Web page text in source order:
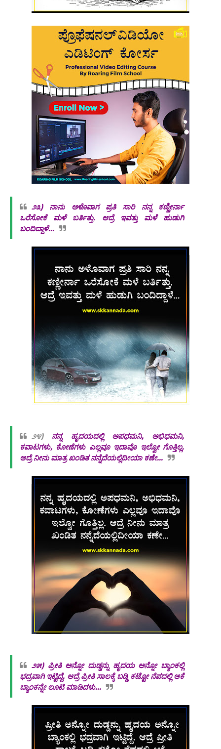
೨೩) ನಾನು ಅಳೊವಾಗ ಪ್ರತಿ ಸಾರಿ ನನ್ನ ಕಣ್ಣೀರ್ನಾ
ಒರೆಸೋಕೆ ಮಳೆ ಬರ್ತಿತ್ತು. ಆದ್ರೆ ಇವತ್ತು ಮಳೆ ಹುಡುಗಿ
ಬಂದಿದ್ದಾಳೆ...
೨೪) ನನ್ನ ಹೃದಯದಲ್ಲಿ ಅಪಧಮನಿ, ಅಭಿಧಮನಿ,
ಕವಾಟಗಳು, ಕೋಣೆಗಳು ಎಲ್ಲವೂ ಇದಾವೊ ಇಲ್ವೋ ಗೊತ್ತಿಲ್ಲ.
ಆದ್ರೆ ನೀನು ಮಾತ್ರ ಖಂಡಿತ ನನ್ನೆದೆಯಲ್ಲಿದೀಯಾ ಕಣೇ...
೨೫) ಪ್ರೀತಿ ಅನ್ನೋ ದುಡ್ಡನ್ನು ಹೃದಯ ಅನ್ನೋ ಬ್ಯಾಂಕಲ್ಲಿ
ಭದ್ರವಾಗಿ ಇಟ್ಟಿದ್ದೆ. ಆದ್ರೆ ಪ್ರೀತಿ ಸಾಲಕ್ಕೆ ಬಡ್ಡಿ ಕಟ್ಟೋ ನೆಪದಲ್ಲಿ ಆಕೆ
ಬ್ಯಾಂಕನ್ನೇ ಲೂಟಿ ಮಾಡಿದಳು...